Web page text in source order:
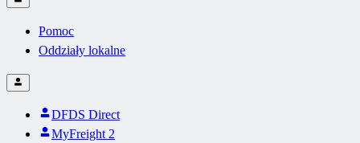
Pomoc
Oddziały lokalne
DFDS Direct
MyFreight 2